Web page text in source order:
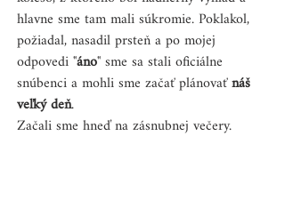
hlavne sme tam mali súkromie. Poklakol,
požiadal, nasadil prsteň a po mojej
odpovedi "áno" sme sa stali oficiálne
snúbenci a mohli sme začať plánovať náš
veľký deň.
Začali sme hneď na zásnubnej večery.